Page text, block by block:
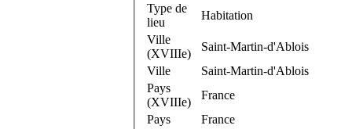
Type de
lieu
Habitation
Ville
(XVIIIe)
Saint-Martin-d'Ablois
Ville
Saint-Martin-d'Ablois
Pays
(XVIIIe)
France
Pays
France